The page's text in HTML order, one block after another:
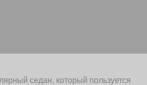
седан, который пользуется